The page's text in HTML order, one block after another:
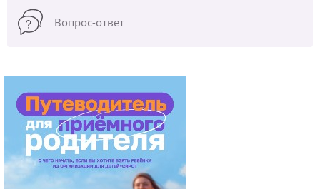
Вопрос-ответ